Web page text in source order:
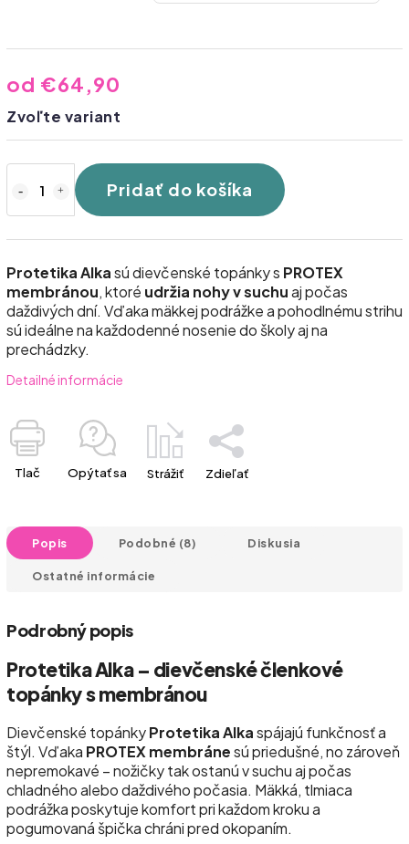
od €64,90
Zvoľte variant
Pridať do košíka
Protetika Alkasú dievčenské topánky s PROTEX
membránou, ktoré udržia nohy v suchuaj počas
daždivých dní. Vďaka mäkkej podrážke a pohodlnému strihu
sú ideálne na každodenné nosenie do školy aj na
prechádzky.
Detailné informácie
Tlač Opýtať sa Strážiť Zdieľať
Popis Podobné (8) Diskusia
Ostatné informácie
Podrobný popis
Protetika Alka – dievčenské členkové
topánky s membránou
Dievčenské topánkyProtetika Alkaspájajú funkčnosť a
štýl. Vďaka PROTEX membránesú priedušné, no zároveň
nepremokavé – nožičky tak ostanú v suchu aj počas
chladného alebo daždivého počasia. Mäkká, tlmiaca
podrážka poskytuje komfort pri každom kroku a
pogumovaná špička chráni pred okopaním.